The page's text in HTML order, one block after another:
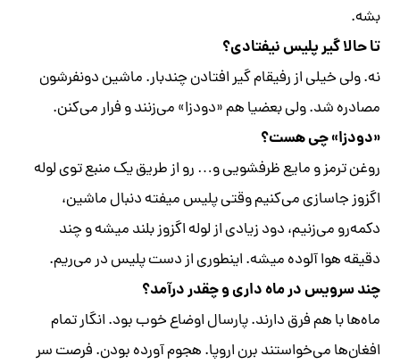
بشه.
تا حالا گیر پلیس نیفتادی؟
نه. ولی خیلی از رفیقام گیر افتادن چندبار. ماشین دونفرشون
مصادره شد. ولی بعضیا هم «دودزا» می‌زنند و فرار می‌کنن.
«دودزا» چی هست؟
روغن ترمز و مایع ظرفشویی و… رو از طریق یک منبع توی لوله
اگزوز جاسازی می‌کنیم وقتی پلیس میفته دنبال ماشین،
دکمه‌رو می‌زنیم، دود زیادی از لوله اگزوز بلند میشه و چند
دقیقه هوا آلوده میشه. اینطوری از دست پلیس در می‌ریم.
چند سرویس در ماه داری و چقدر درآمد؟
ماه‌ها با هم فرق دارند. پارسال اوضاع خوب بود. انگار تمام
افغان‌ها می‌خواستند برن اروپا. هجوم آورده بودن. فرصت سر